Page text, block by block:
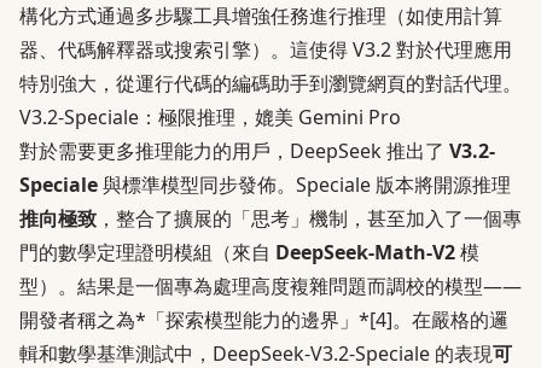
構化方式通過多步驟工具增強任務進行推理（如使用計算
器、代碼解釋器或搜索引擎）。這使得 V3.2 對於代理應用
特別強大，從運行代碼的編碼助手到瀏覽網頁的對話代理。
V3.2-Speciale：極限推理，媲美 Gemini Pro
對於需要更多推理能力的用戶，DeepSeek 推出了 V3.2-
Speciale與標準模型同步發佈。Speciale 版本將開源推理
推向極致 ，整合了擴展的「思考」機制，甚至加入了一個專
門的數學定理證明模組（來自 DeepSeek-Math-V2模
型）。結果是一個專為處理高度複雜問題而調校的模型——
開發者稱之為*「探索模型能力的邊界」*[4]。在嚴格的邏
輯和數學基準測試中，DeepSeek-V3.2-Speciale 的表現可